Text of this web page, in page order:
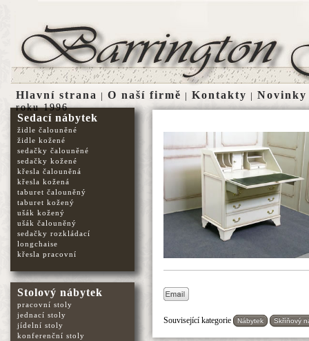
Související kategorie Nábytek Skříňový
Sedací nábytek
židle čalouněné
židle kožené
sedačky čalouněné
sedačky kožené
křesla čalouněná
křesla kožená
taburet čalouněný
taburet kožený
ušák kožený
ušák čalouněný
sedačky rozkládací
longchaise
křesla pracovní
Stolový nábytek
pracovní stoly
jednací stoly
jídelní stoly
konferenční stoly
Hlavní strana | O naší firmě | Kontakty | Novinky
roku 1996